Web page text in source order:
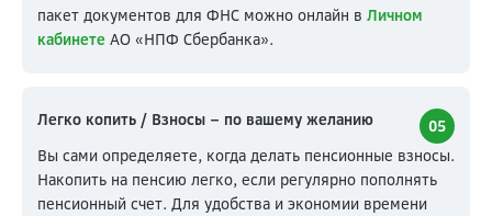
пакет документов для ФНС можно онлайн в Личном
кабинете АО «НПФ Сбербанка».
Легко копить / Взносы – по вашему желанию
05
Вы сами определяете, когда делать пенсионные взносы.
Накопить на пенсию легко, если регулярно пополнять
пенсионный счет. Для удобства и экономии времени